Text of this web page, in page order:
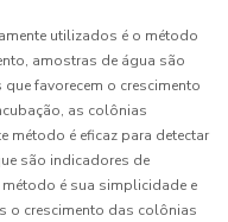
utilizados é o método
amostras de água são
favorecem o crescimento
as colônias
método é eficaz para detectar
são indicadores de
é sua simplicidade e
o crescimento das colônias